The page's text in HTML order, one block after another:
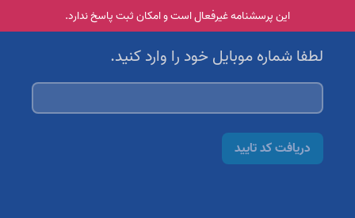
این پرسشنامه غیر‌فعال است و امکان ثبت پاسخ ندارد.
لطفا شماره موبایل خود را وارد کنید.
دریافت کد تایید